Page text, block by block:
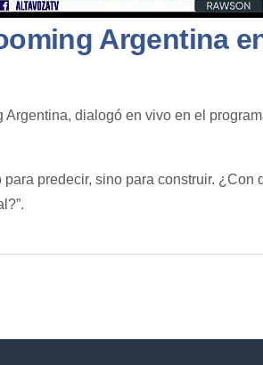
Argentina
dialogó en vivo en el
predecir, sino para construir. ¿Con